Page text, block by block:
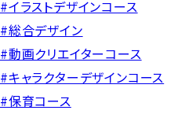
#イラストデザインコース
#総合デザイン
#動画クリエイターコース
#キャラクターデザインコース
#保育コース